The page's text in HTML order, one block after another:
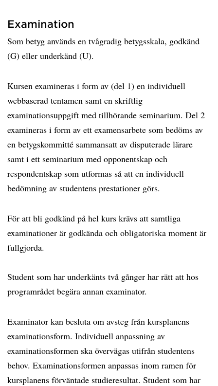
Examination
Som betyg används en tvågradig betygsskala, godkänd
(G) eller underkänd (U).
Kursen examineras i form av (del 1) en individuell
webbaserad tentamen samt en skriftlig
examinationsuppgift med tillhörande seminarium. Del 2
examineras i form av ett examensarbete som bedöms av
en betygskommitté sammansatt av disputerade lärare
samt i ett seminarium med opponentskap och
respondentskap som utformas så att en individuell
bedömning av studentens prestationer görs.
För att bli godkänd på hel kurs krävs att samtliga
examinationer är godkända och obligatoriska moment är
fullgjorda.
Student som har underkänts två gånger har rätt att hos
programrådet begära annan examinator.
Examinator kan besluta om avsteg från kursplanens
examinationsform. Individuell anpassning av
examinationsformen ska övervägas utifrån studentens
behov. Examinationsformen anpassas inom ramen för
kursplanens förväntade studieresultat. Student som har